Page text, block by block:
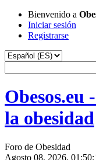
Bienvenido a
Iniciar sesión
Registrarse
la obesidad
Foro de Obesidad
Agosto 08, 2026,